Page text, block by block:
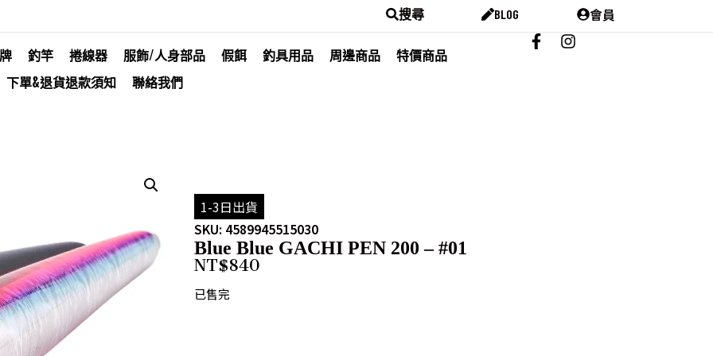
搜尋 BLOG 會員
釣竿 捲線器 服飾/人身部品 假餌 釣具用品 周邊商品
特價商品
下單&退貨退款須知
聯絡我們
1-3日出貨
SKU: 4589945515030
Blue Blue GACHI PEN 200 – #01
NT$840
已售完